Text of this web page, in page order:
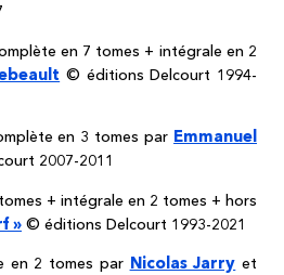
en 7 tomes + intégrale en 2
© éditions Delcourt 1994-
en 3 tomes par Emmanuel
2007-2011
+ intégrale en 2 tomes + hors
» © éditions Delcourt 1993-2021
en 2 tomes par Nicolas Jarry et